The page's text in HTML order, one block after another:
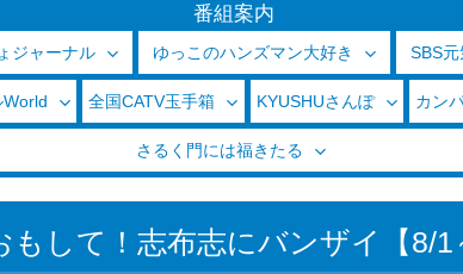
番組案内
ジャーナル ゆっこのハンズマン大好き SBS元
全国CATV玉手箱 KYUSHUさんぽ カン
さるく門には福きたる
もして！志布志にバンザイ【8/1